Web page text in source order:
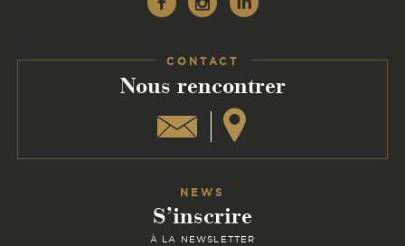
CONTACT
Nous rencontrer
NEWS
S’inscrire
À LA NEWSLETTER